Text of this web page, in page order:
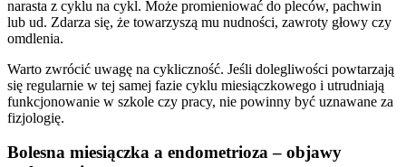
narasta z cyklu na cykl. Może promieniować do pleców, pachwin
lub ud. Zdarza się, że towarzyszą mu nudności, zawroty głowy czy
omdlenia.
Warto zwrócić uwagę na cykliczność. Jeśli dolegliwości powtarzają
się regularnie w tej samej fazie cyklu miesiączkowego i utrudniają
funkcjonowanie w szkole czy pracy, nie powinny być uznawane za
fizjologię.
Bolesna miesiączka a endometrioza – objawy